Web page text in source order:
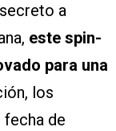
a
este spin-
para una
los
fecha de